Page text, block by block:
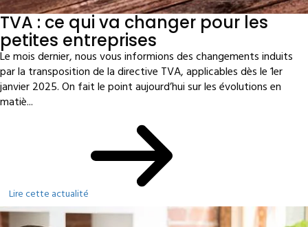
TVA : ce qui va changer pour les
petites entreprises
Le mois dernier, nous vous informions des changements induits
par la transposition de la directive TVA, applicables dès le 1er
janvier 2025. On fait le point aujourd’hui sur les évolutions en
matiè...
Lire cette actualité